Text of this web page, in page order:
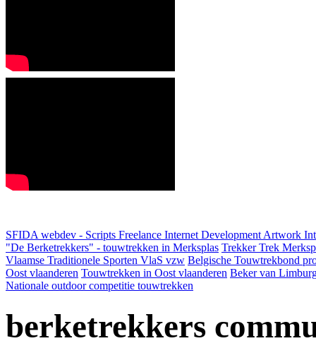
SFIDA webdev - Scripts Freelance Internet Development Artwork
"De Berketrekkers" - touwtrekken in Merksplas Trekker Trek
Vlaamse Traditionele Sporten VlaS vzw Belgische Touwtrekbond
Oost vlaanderen Touwtrekken in Oost vlaanderen Beker van
Nationale outdoor competitie touwtrekken
berketrekkers